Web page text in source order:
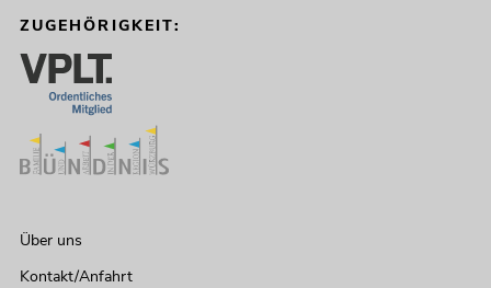
ZUGEHÖRIGKEIT:
Über uns
Kontakt/Anfahrt